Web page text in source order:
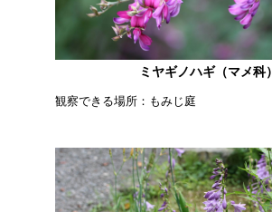
ミヤギノハギ（マメ科）
観察できる場所：もみじ庭